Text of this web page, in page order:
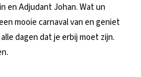
en Adjudant Johan. Wat un
mooie carnaval van en geniet
dagen dat je erbij moet zijn.